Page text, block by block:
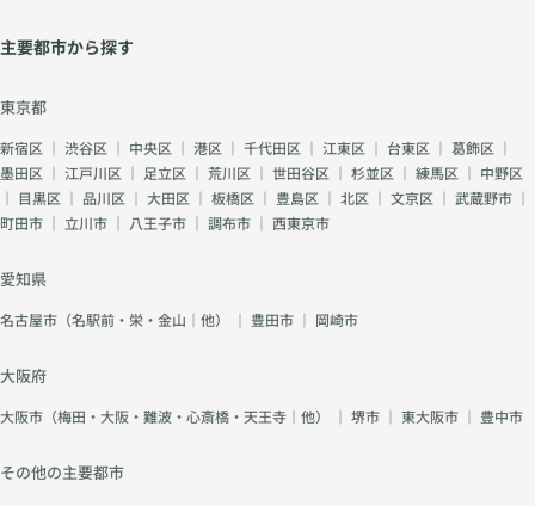
主要都市から探す
東京都
新宿区 ｜ 渋谷区 ｜ 中央区 ｜ 港区 ｜ 千代田区 ｜ 江東区 ｜ 台東区 ｜ 葛飾区 ｜
墨田区 ｜ 江戸川区 ｜ 足立区 ｜ 荒川区 ｜ 世田谷区 ｜ 杉並区 ｜ 練馬区 ｜ 中野区
｜ 目黒区 ｜ 品川区 ｜ 大田区 ｜ 板橋区 ｜ 豊島区 ｜ 北区 ｜ 文京区 ｜ 武蔵野市 ｜
町田市 ｜ 立川市 ｜ 八王子市 ｜ 調布市 ｜ 西東京市
愛知県
名古屋市（名駅前・栄・金山｜他） ｜ 豊田市 ｜ 岡崎市
大阪府
大阪市（梅田・大阪・難波・心斎橋・天王寺｜他） ｜ 堺市 ｜ 東大阪市 ｜ 豊中市
その他の主要都市